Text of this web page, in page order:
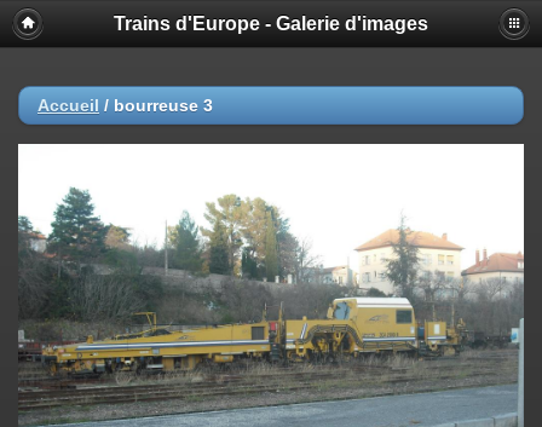
Trains d'Europe - Galerie d'images
Accueil / bourreuse 3